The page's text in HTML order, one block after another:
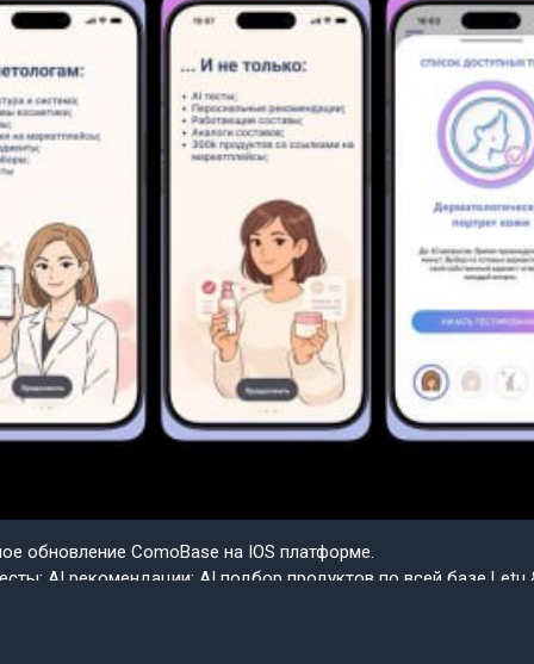
обновление ComoBase на IOS платформе.
AI рекомендации; AI подбор продуктов по всей базе Letu